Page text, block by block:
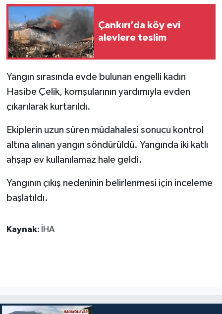
Çankırı’da köy evi
alevlere teslim
Yangın sırasında evde bulunan engelli kadın
Hasibe Çelik, komşularının yardımıyla evden
çıkarılarak kurtarıldı.
Ekiplerin uzun süren müdahalesi sonucu kontrol
altına alınan yangın söndürüldü. Yangında iki katlı
ahşap ev kullanılamaz hale geldi.
Yangının çıkış nedeninin belirlenmesi için inceleme
başlatıldı.
Kaynak: İHA